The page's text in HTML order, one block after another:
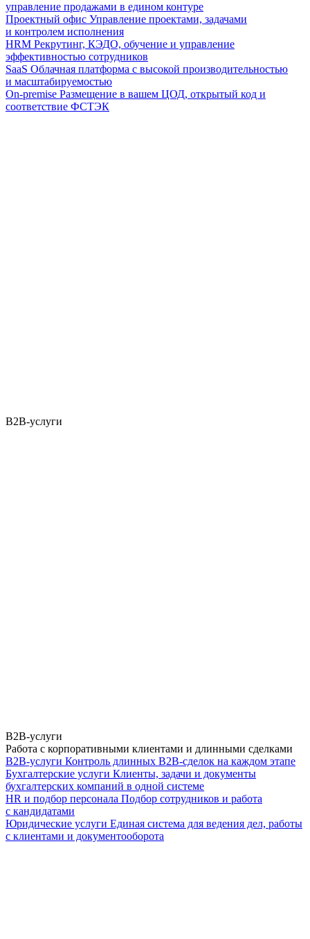
управление продажами в едином контуре
Проектный офис Управление проектами, задачами
и контролем исполнения
HRM Рекрутинг, КЭДО, обучение и управление
эффективностью сотрудников
SaaS Облачная платформа с высокой производительностью
и масштабируемостью
On-premise Размещение в вашем ЦОД, открытый код и
соответствие ФСТЭК
B2B-услуги
B2B-услуги
Работа с корпоративными клиентами и длинными сделками
B2B-услуги Контроль длинных B2B-сделок на каждом этапе
Бухгалтерские услуги Клиенты, задачи и документы
бухгалтерских компаний в одной системе
HR и подбор персонала Подбор сотрудников и работа
с кандидатами
Юридические услуги Единая система для ведения дел, работы
с клиентами и документооборота